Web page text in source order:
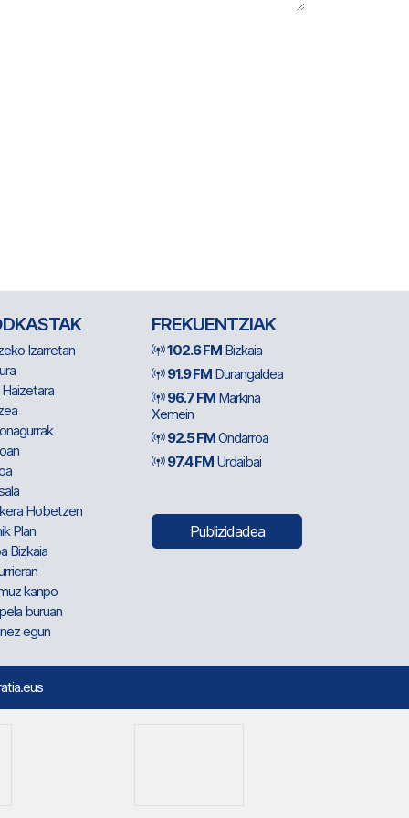
Izarretan
Hobetzen
Plan
Bizkaia
kanpo
buruan
egun
FREKUENTZIAK
102.6 FM Bizkaia
91.9 FM Durangaldea
96.7 FM Markina
Xemein
92.5 FMOndarroa
97.4 FM Urdaibai
Publizidadea